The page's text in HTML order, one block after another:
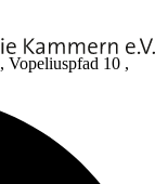
, Vopeliuspfad 10 ,